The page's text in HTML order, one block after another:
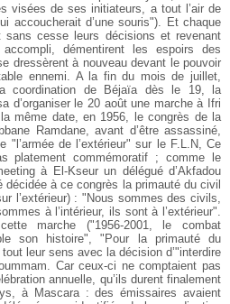
visées de ses initiateurs, a tout l’air de
accoucherait d’une souris"). Et chaque
cesse leurs décisions et revenant
démentirent les espoirs des
dressèrent à nouveau devant le pouvoir
ennemi. A la fin du mois de juillet,
coordination de Béjaïa dès le 19, la
d’organiser le 20 août une marche à Ifri
même date, en 1956, le congrès de la
Ramdane, avant d’être assassiné,
"l’armée de l’extérieur" sur le F.L.N, Ce
platement commémoratif ; comme le
à El-Kseur un délégué d’Akfadou
décidée à ce congrès la primauté du civil
l’extérieur) : "Nous sommes des civils,
à l’intérieur, ils sont à l’extérieur".
marche ("1956-2001, le combat
son histoire", "Pour la primauté du
leur sens avec la décision d’"interdire
Car ceux-ci ne comptaient pas
annuelle, qu’ils durent finalement
à Mascara : des émissaires avaient